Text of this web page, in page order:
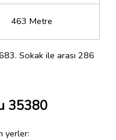
463 Metre
Sokak ile arası 286
35380
yerler: